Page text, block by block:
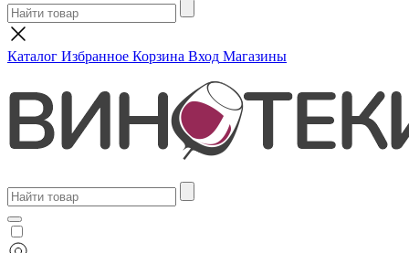
Каталог Избранное Корзина Вход Магазины